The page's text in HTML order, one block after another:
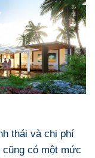
thái và chi phí
cũng có một mức